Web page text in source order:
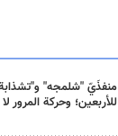
منفذَيّ "شلمجه"
للأربعين؛ وحركة المرور